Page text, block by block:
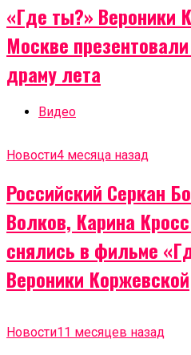
«Где ты?» Вероники
Москве
драму лета
Видео
Новости4 месяца назад
Российский Серкан
Волков, Карина
снялись в фильме
Вероники Коржевской
Новости11 месяцев назад